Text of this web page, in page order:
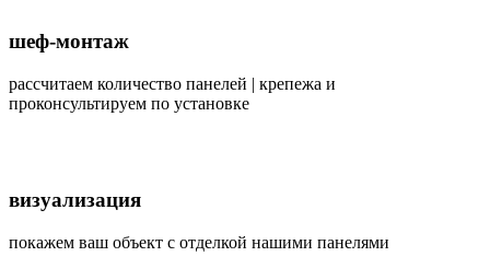
шеф-монтаж
рассчитаем количество панелей | крепежа и
проконсультируем по установке
визуализация
покажем ваш объект с отделкой нашими панелями